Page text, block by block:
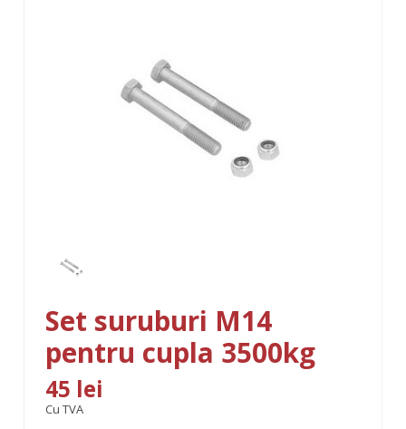
Set suruburi M14
pentru cupla 3500kg
45 lei
Cu TVA